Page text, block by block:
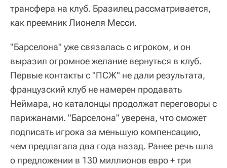
трансфера на клуб. Бразилец рассматривается,
как преемник Лионеля Месси.
"Барселона" уже связалась с игроком, и он
выразил огромное желание вернуться в клуб.
Первые контакты с "ПСЖ" не дали результата,
французский клуб не намерен продавать
Неймара, но каталонцы продолжат переговоры с
парижанами. "Барселона" уверена, что сможет
подписать игрока за меньшую компенсацию,
чем предлагала два года назад. Ранее речь шла
о предложении в 130 миллионов евро + три